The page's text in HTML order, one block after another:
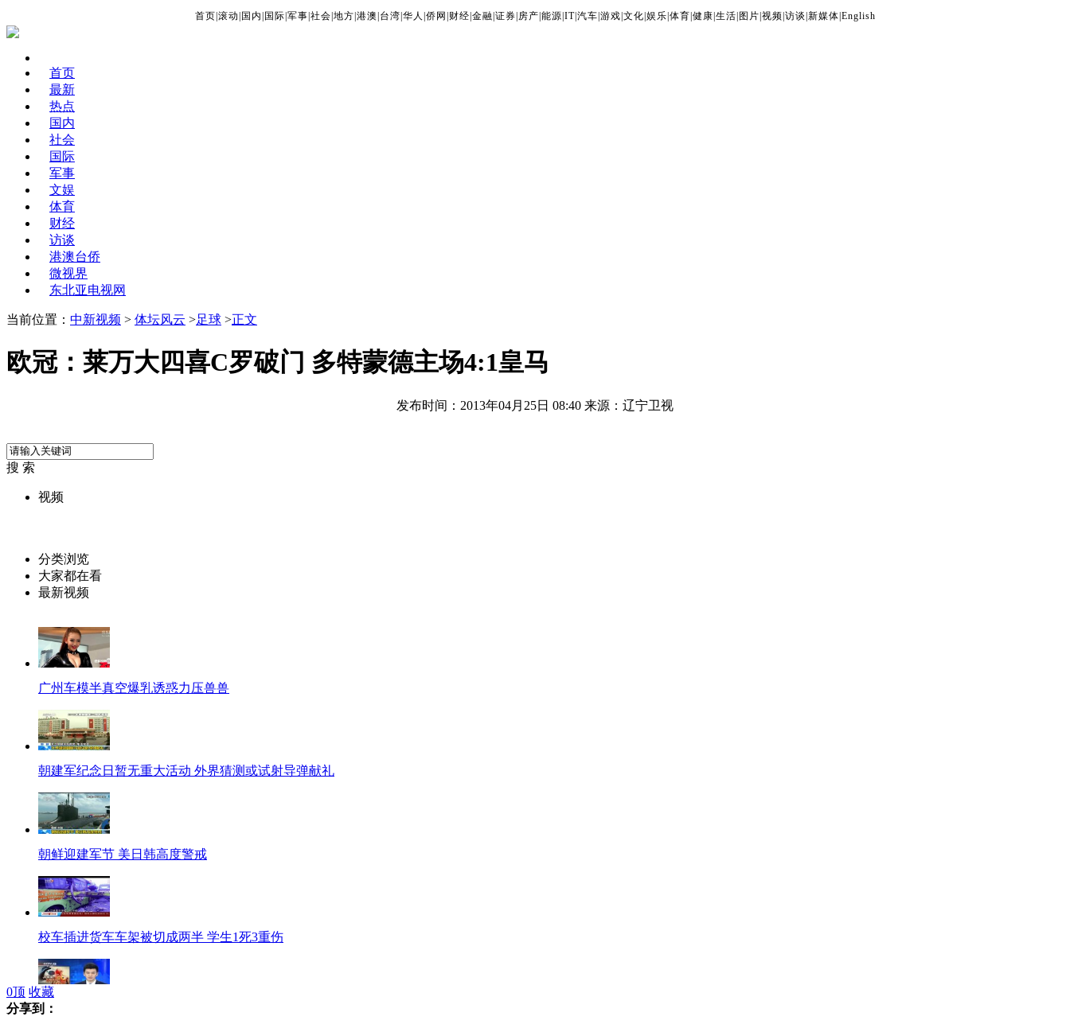
首页 滚动 国内 国际 军事 社会 地方 港澳 台湾 华人 侨网 财经 金融 证券 房产 能源 IT| 汽车 游戏 文化 娱乐 体育 健康 生活 图片 视频 访谈 新媒体 English
首页
最新
热点
国内
社会
国际
军事
文娱
体育
财经
访谈
港澳台侨
微视界
东北亚电视网
当前位置： 中新视频 > 体坛风云 >足球 >正文
欧冠：莱万大四喜C罗破门 多特蒙德主场4:1皇马
发布时间：2013年04月25日 08:40 来源：辽宁卫视
搜 索
视频
分类浏览
大家都在看
最新视频
广州车模半真空爆乳诱惑力压兽兽
朝建军纪念日暂无重大活动 外界猜测或试射导弹献礼
朝鲜迎建军节 美日韩高度警戒
校车插进货车车架被切成两半 学生1死3重伤
台湾确诊首例人感染H7N9病例
0顶 收藏
分享到：